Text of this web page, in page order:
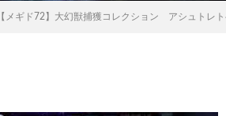
【メギド72】大幻獣捕獲コレクション アシュトレ